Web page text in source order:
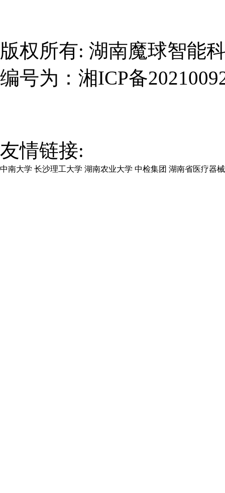
版权所有: 湖南魔球智能
编号为： 湘ICP备
友情链接:
中南大学 长沙理工大学 湖南农业大学 中检集团 湖南省医疗器